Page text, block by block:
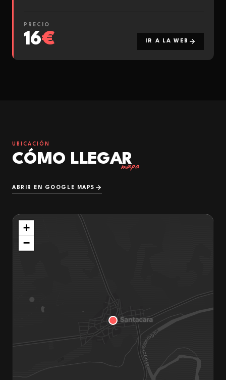
PRECIO
16€ IR A LA WEB
UBICACIÓN
CÓMO LLEGAR
mapa
ABRIR EN GOOGLE MAPS
+
−